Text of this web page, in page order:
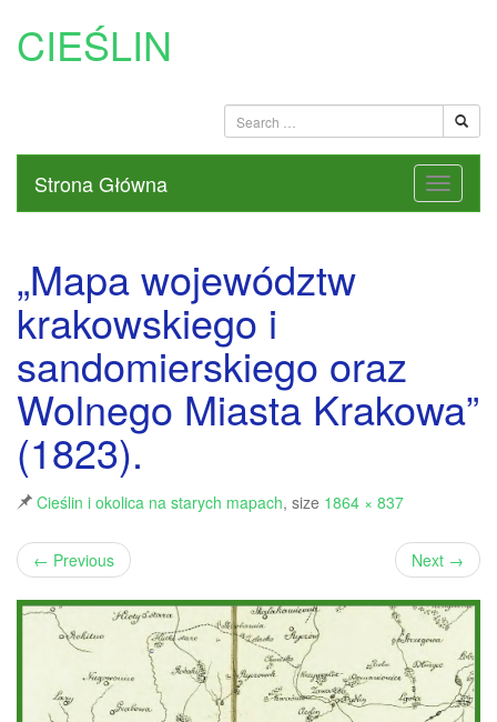
CIEŚLIN
Strona Główna
„Mapa województw
krakowskiego i
sandomierskiego oraz
Wolnego Miasta Krakowa”
(1823).
Cieślin i okolica na starych mapach, size 1864 × 837
← Previous Next →